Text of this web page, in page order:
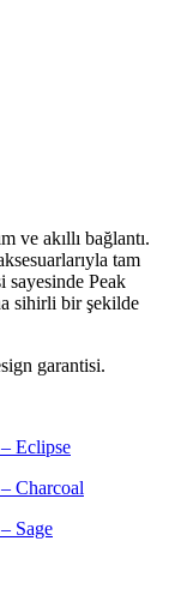
ve akıllı bağlantı.
tam
Peak
sihirli bir şekilde
garantisi.